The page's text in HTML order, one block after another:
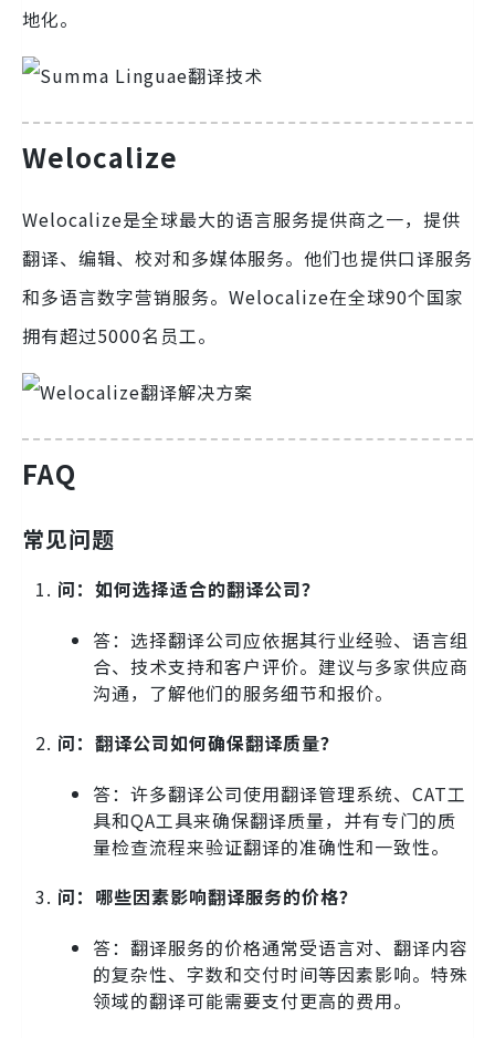
地化。
Welocalize
Welocalize是全球最大的语言服务提供商之一，提供
翻译、编辑、校对和多媒体服务。他们也提供口译服务
和多语言数字营销服务。Welocalize在全球90个国家
拥有超过5000名员工。
FAQ
常见问题
问：如何选择适合的翻译公司？
答：选择翻译公司应依据其行业经验、语言组
合、技术支持和客户评价。建议与多家供应商
沟通，了解他们的服务细节和报价。
问：翻译公司如何确保翻译质量？
答：许多翻译公司使用翻译管理系统、CAT工
具和QA工具来确保翻译质量，并有专门的质
量检查流程来验证翻译的准确性和一致性。
问：哪些因素影响翻译服务的价格？
答：翻译服务的价格通常受语言对、翻译内容
的复杂性、字数和交付时间等因素影响。特殊
领域的翻译可能需要支付更高的费用。